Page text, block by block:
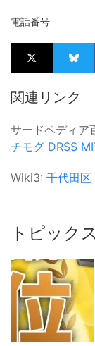
電話番号
関連リンク
サードペディア
チモグ DRSS
Wiki3: 千代田区
トピック